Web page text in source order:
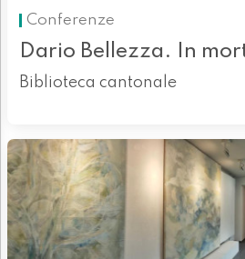
Conferenze
Dario Bellezza. In
Biblioteca cantonale